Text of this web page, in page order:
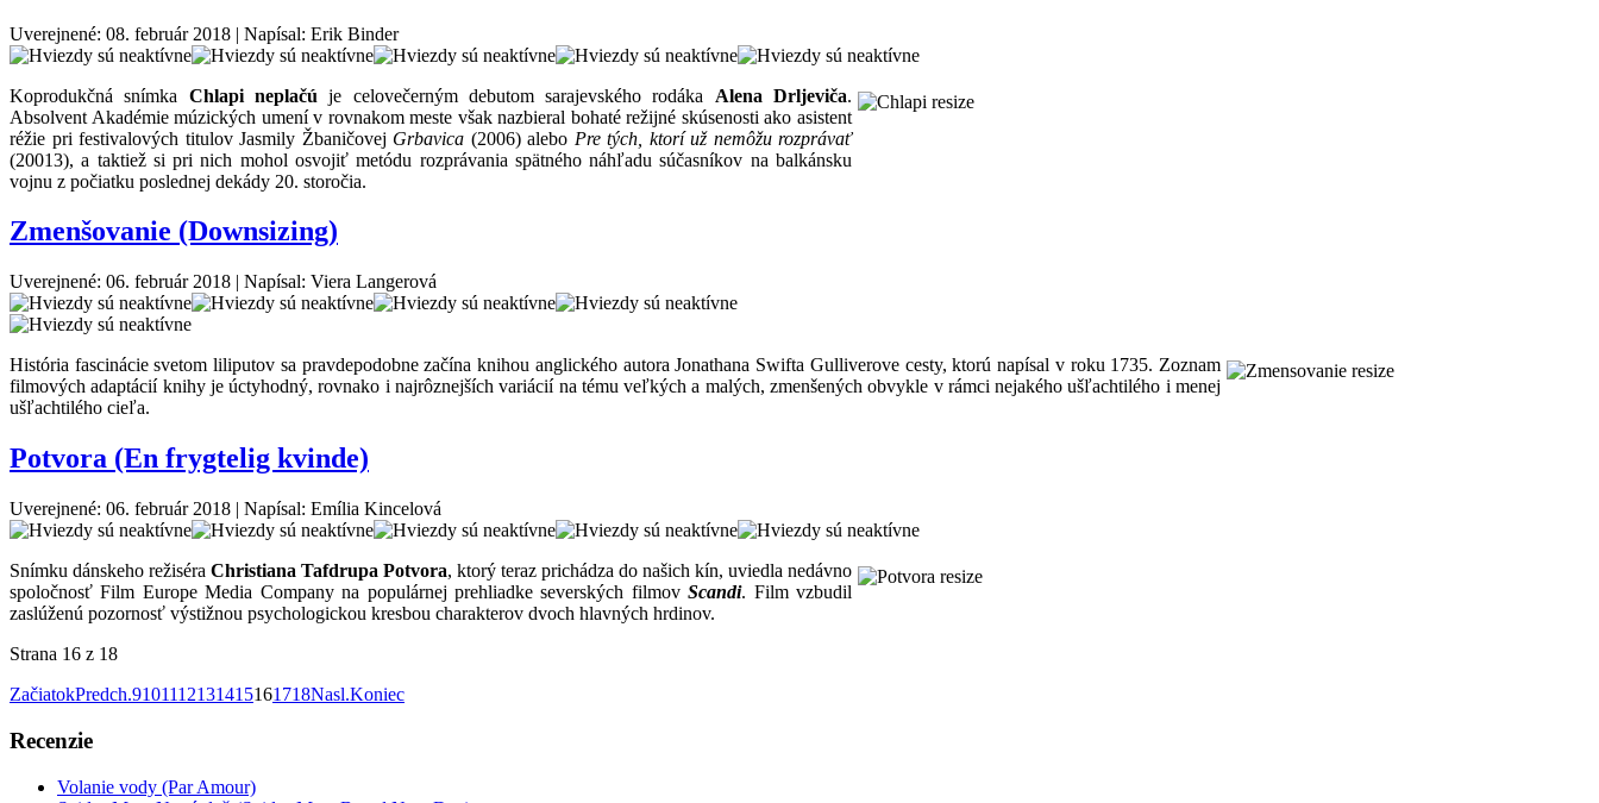
Uverejnené: 08. február 2018 | Napísal: Erik Binder
Koprodukčná snímka Chlapi neplačú je celovečerným debutom sarajevského rodáka Alena Drljeviča.
Absolvent Akadémie múzických umení v rovnakom meste však nazbieral bohaté režijné skúsenosti ako asistent
réžie pri festivalových titulov Jasmily Žbaničovej Grbavica (2006) alebo Pre tých, ktorí už nemôžu rozprávať
(20013), a taktiež si pri nich mohol osvojiť metódu rozprávania spätného náhľadu súčasníkov na balkánsku
vojnu z počiatku poslednej dekády 20. storočia.
Zmenšovanie (Downsizing)
Uverejnené: 06. február 2018 | Napísal: Viera Langerová
História fascinácie svetom liliputov sa pravdepodobne začína knihou anglického autora Jonathana Swifta Gulliverove cesty, ktorú napísal v roku 1735. Zoznam
filmových adaptácií knihy je úctyhodný, rovnako i najrôznejších variácií na tému veľkých a malých, zmenšených obvykle v rámci nejakého ušľachtilého i menej
ušľachtilého cieľa.
Potvora (En frygtelig kvinde)
Uverejnené: 06. február 2018 | Napísal: Emília Kincelová
Snímku dánskeho režiséra Christiana Tafdrupa Potvora, ktorý teraz prichádza do našich kín, uviedla nedávno
spoločnosť Film Europe Media Company na populárnej prehliadke severských filmovScandi. Film vzbudil
zaslúženú pozornosť výstižnou psychologickou kresbou charakterov dvoch hlavných hrdinov.
Strana 16 z 18
ZačiatokPredch.9101112131415161718Nasl.Koniec
Recenzie
Volanie vody (Par Amour)